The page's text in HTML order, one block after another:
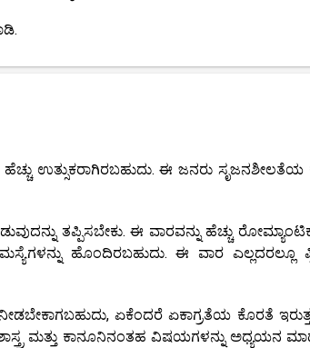
ಉತ್ಸುಕರಾಗಿರಬಹುದು. ಈ ಜನರು ಸೃಜನಶೀಲತೆಯ
ತಪ್ಪಿಸಬೇಕು. ಈ ವಾರವನ್ನು ಹೆಚ್ಚು
ಹೊಂದಿರಬಹುದು. ಈ ವಾರ ಎಲ್ಲದರಲ್ಲೂ
ಏಕೆಂದರೆ ಏಕಾಗ್ರತೆಯ ಕೊರತೆ
ಮತ್ತು ಕಾನೂನಿನಂತಹ ವಿಷಯಗಳನ್ನು ಅಧ್ಯಯನ